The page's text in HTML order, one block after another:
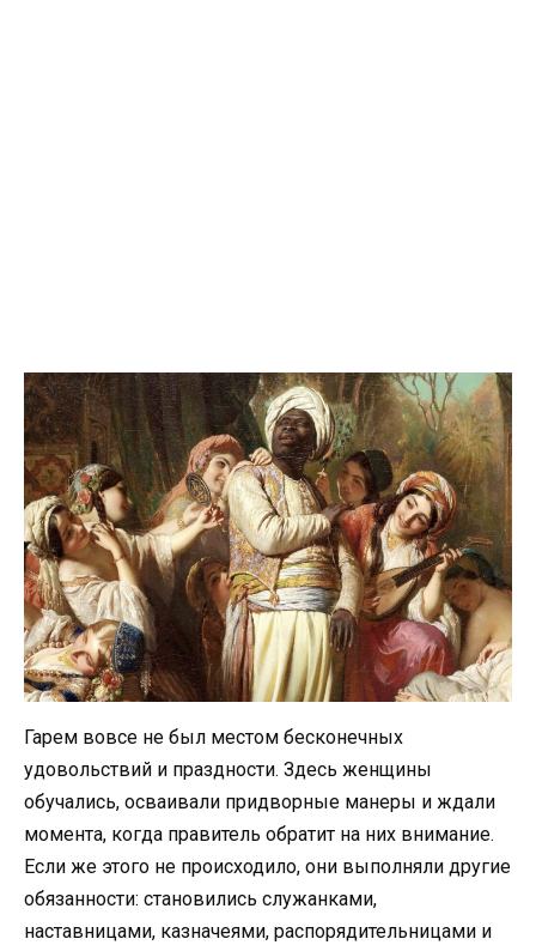
Гарем вовсе не был местом бесконечных
удовольствий и праздности. Здесь женщины
обучались, осваивали придворные манеры и ждали
момента, когда правитель обратит на них внимание.
Если же этого не происходило, они выполняли другие
обязанности: становились служанками,
наставницами, казначеями, распорядительницами и